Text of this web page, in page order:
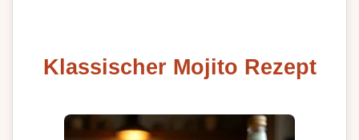
Klassischer Mojito Rezept